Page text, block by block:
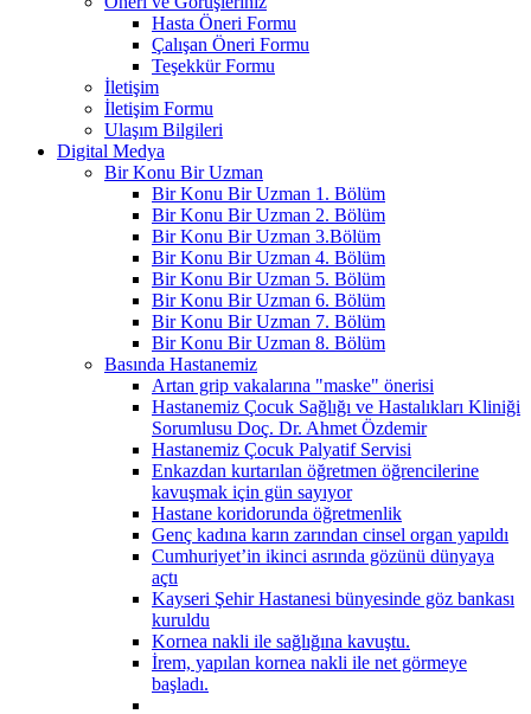
Hasta Öneri Formu
Çalışan Öneri Formu
Teşekkür Formu
İletişim
İletişim Formu
Ulaşım Bilgileri
Digital Medya
Bir Konu Bir Uzman
Bir Konu Bir Uzman 1. Bölüm
Bir Konu Bir Uzman 2. Bölüm
Bir Konu Bir Uzman 3.Bölüm
Bir Konu Bir Uzman 4. Bölüm
Bir Konu Bir Uzman 5. Bölüm
Bir Konu Bir Uzman 6. Bölüm
Bir Konu Bir Uzman 7. Bölüm
Bir Konu Bir Uzman 8. Bölüm
Basında Hastanemiz
Artan grip vakalarına "maske" önerisi
Hastanemiz Çocuk Sağlığı ve Hastalıkları Kliniği
Sorumlusu Doç. Dr. Ahmet Özdemir
Hastanemiz Çocuk Palyatif Servisi
Enkazdan kurtarılan öğretmen öğrencilerine
kavuşmak için gün sayıyor
Hastane koridorunda öğretmenlik
Genç kadına karın zarından cinsel organ yapıldı
Cumhuriyet’in ikinci asrında gözünü dünyaya
açtı
Kayseri Şehir Hastanesi bünyesinde göz bankası
kuruldu
Kornea nakli ile sağlığına kavuştu.
İrem, yapılan kornea nakli ile net görmeye
başladı.